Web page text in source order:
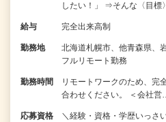
したい！」 ⇒そんな〈目標
給与 完全出来高制
勤務地
北海道札幌市、他青森県
フルリモート勤務
勤務時間
リモートワークのため、完
合わせください。 ＜会社
応募資格 ＼経験・資格・学歴いっさ